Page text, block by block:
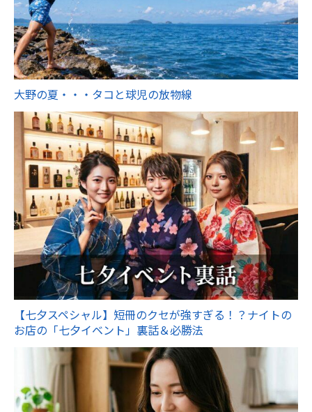
大野の夏・・・タコと球児の放物線
【七夕スペシャル】短冊のクセが強すぎる！？ナイトの
お店の「七夕イベント」裏話＆必勝法